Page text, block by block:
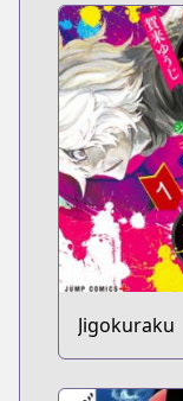
Jigokuraku